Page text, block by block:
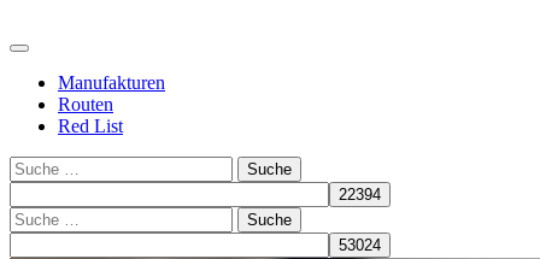
Manufakturen
Routen
Red List
Suche
Suche